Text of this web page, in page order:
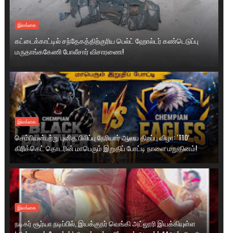
இலங்கை
கட்டைக்காட்டில் சந்தேகத்திற்குரிய பெல்ட் ஹோல்டர் கண்டெடுப்பு
மருதாங்ககேணி போலீசார் விசாரணை!
இலங்கை
செம்பியன்பற்று புனித பிலிப்பு நேரியார் ஆலய திறப்பு விழா: ‘T10’
கிரிக்கெட் தொடரின் மாபெரும் இறுதிப் போட்டி நாளை மறுதினம்!
இலங்கை
நடிகர் சூர்யா நடிப்பில், இயக்குநர் வெங்கி அட்லூரி இயக்கியுள்ள